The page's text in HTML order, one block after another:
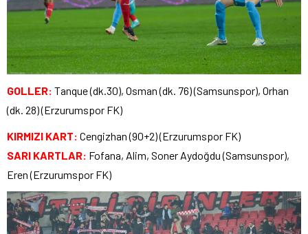
GOLLER: Tanque (dk.30), Osman (dk. 76) (Samsunspor), Orhan
(dk. 28) (Erzurumspor FK)
KIRMIZI KART: Cengizhan (90+2) (Erzurumspor FK)
SARI KARTLAR: Fofana, Alim, Soner Aydoğdu (Samsunspor),
Eren (Erzurumspor FK)